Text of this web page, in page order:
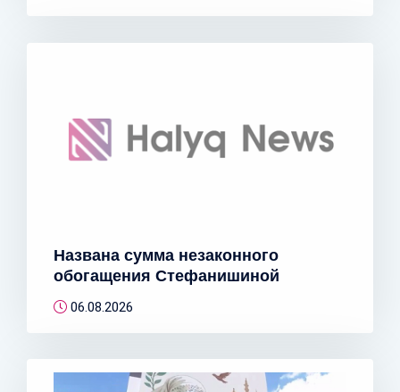
Названа сумма незаконного
обогащения Стефанишиной
06.08.2026